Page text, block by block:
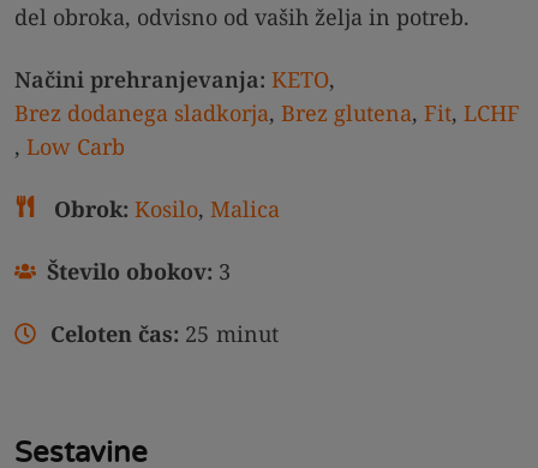
del obroka, odvisno od vaših želja in potreb.
Načini prehranjevanja: KETO,
Brez dodanega sladkorja, Brez glutena, Fit, LCHF
, Low Carb
Obrok: Kosilo, Malica
Število obokov: 3
Celoten čas: 25 minut
Sestavine